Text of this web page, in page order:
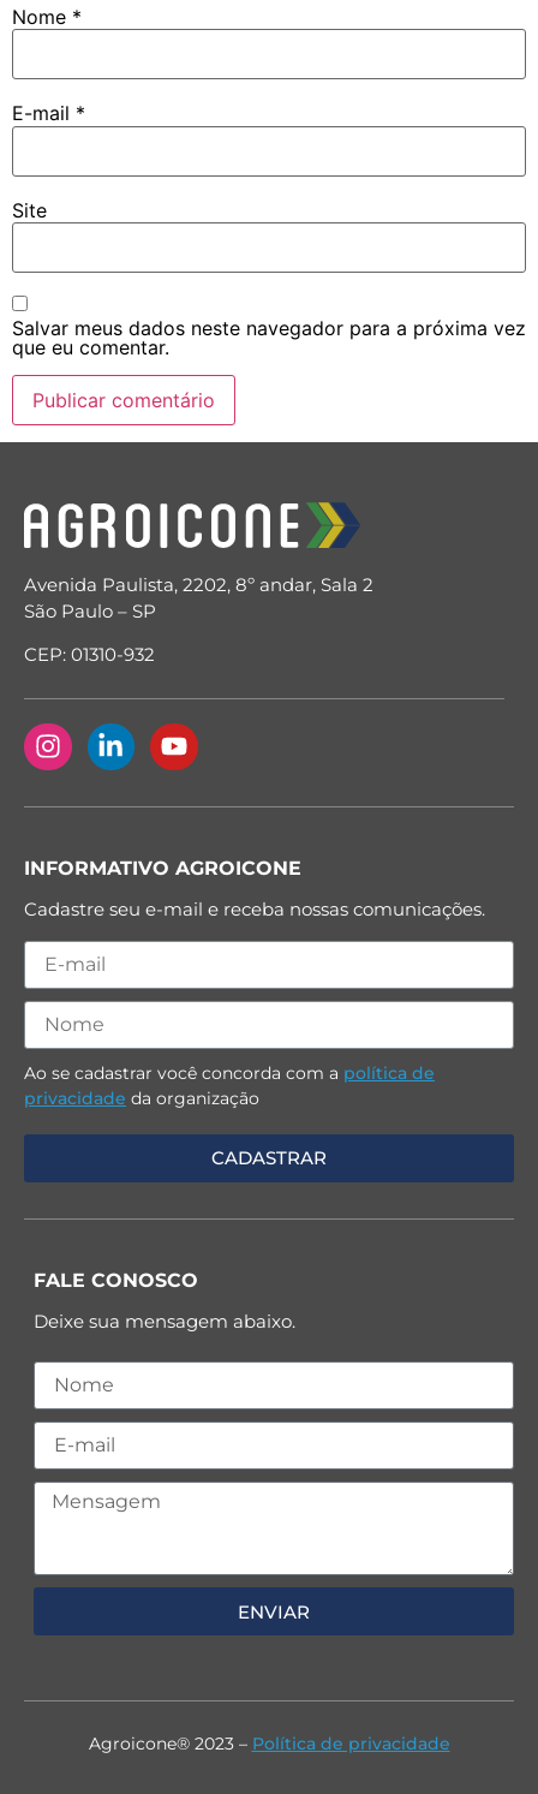
Nome *
E-mail *
Site
Salvar meus dados neste navegador para a próxima vez
que eu comentar.
Avenida Paulista, 2202, 8º andar, Sala 2
São Paulo – SP
CEP: 01310-932
INFORMATIVO AGROICONE
Cadastre seu e-mail e receba nossas comunicações.
Ao se cadastrar você concorda com a política de
privacidade da organização
FALE CONOSCO
Deixe sua mensagem abaixo.
ENVIAR
Agroicone® 2023 – Política de privacidade